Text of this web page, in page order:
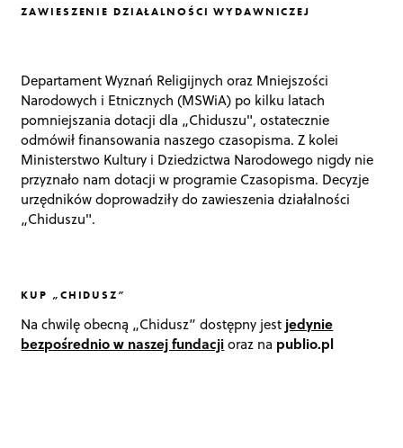
ZAWIESZENIE DZIAŁALNOŚCI WYDAWNICZEJ
Departament Wyznań Religijnych oraz Mniejszości
Narodowych i Etnicznych (MSWiA) po kilku latach
pomniejszania dotacji dla „Chiduszu", ostatecznie
odmówił finansowania naszego czasopisma. Z kolei
Ministerstwo Kultury i Dziedzictwa Narodowego nigdy nie
przyznało nam dotacji w programie Czasopisma. Decyzje
urzędników doprowadziły do zawieszenia działalności
„Chiduszu".
KUP „CHIDUSZ”
Na chwilę obecną „Chidusz” dostępny jest jedynie
bezpośrednio w naszej fundacjioraz na publio.pl